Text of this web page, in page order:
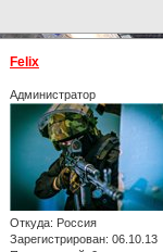
Felix
Администратор
Откуда: Россия
Зарегистрирован: 06.10.13